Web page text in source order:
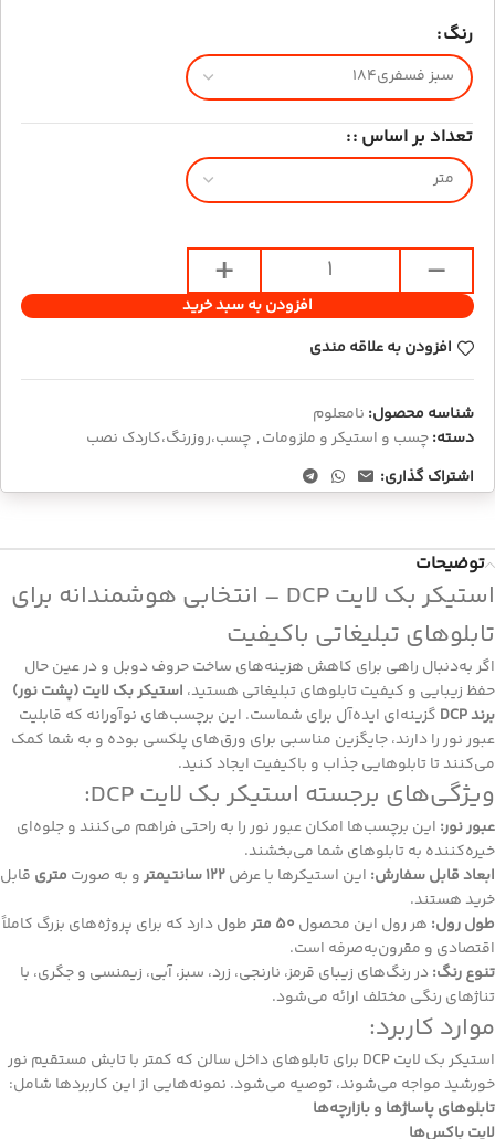
رنگ
تعداد بر اساس :
افزودن به سبد خرید
افزودن به علاقه مندی
شناسه محصول: نامعلوم
دسته:چسب و استیکر و ملزومات, چسب،روزرنگ،کاردک نصب
اشتراک گذاری:
توضیحات
استیکر بک لایت DCP – انتخابی هوشمندانه برای
تابلوهای تبلیغاتی باکیفیت
اگر به‌دنبال راهی برای کاهش هزینه‌های ساخت حروف دوبل و در عین حال
حفظ زیبایی و کیفیت تابلوهای تبلیغاتی هستید، استیکر بک لایت (پشت نور)
برند DCP
گزینه‌ای ایده‌آل برای شماست. این برچسب‌های نوآورانه که قابلیت
عبور نور را دارند، جایگزین مناسبی برای ورق‌های پلکسی بوده و به شما کمک
می‌کنند تا تابلوهایی جذاب و باکیفیت ایجاد کنید.
ویژگی‌های برجسته استیکر بک لایت DCP:
عبور نور: این برچسب‌ها امکان عبور نور را به راحتی فراهم می‌کنند و جلوه‌ای
خیره‌کننده به تابلوهای شما می‌بخشند.
ابعاد قابل سفارش: این استیکر‌ها با عرض122 سانتیمتر و به صورت متری قابل
خرید هستند.
طول رول: هر رول این محصول 50 متر
طول دارد که برای پروژه‌های بزرگ کاملاً
اقتصادی و مقرون‌به‌صرفه است.
تنوع رنگ:در رنگ‌های زیبای قرمز، نارنجی، زرد، سبز، آبی، زیمنسی و جگری، با
تناژهای رنگی مختلف ارائه می‌شود.
موارد کاربرد:
استیکر بک لایت DCP برای تابلوهای داخل سالن که کمتر با تابش مستقیم نور
خورشید مواجه می‌شوند، توصیه می‌شود. نمونه‌هایی از این کاربردها شامل:
تابلوهای پاساژها و بازارچه‌ها
لایت باکس‌ها